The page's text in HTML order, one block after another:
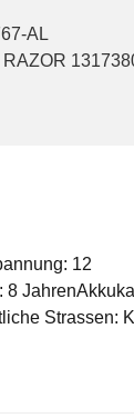
AL
RAZOR
12
8
Strassen: